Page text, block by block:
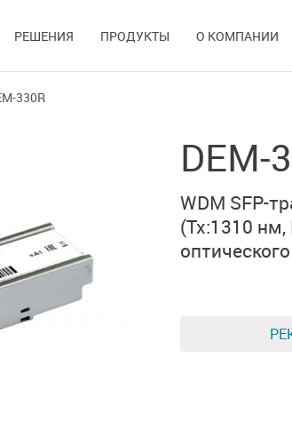
РЕШЕНИЯ ПРОДУКТЫ О КОМПАНИИ
330R
DEM-
WDM SFP-
(Tx:1310